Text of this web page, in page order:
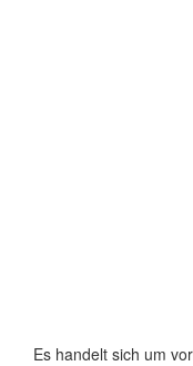
Es handelt sich um